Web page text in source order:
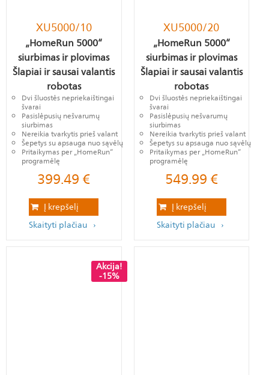
XU5000/10
„HomeRun 5000“
siurbimas ir plovimas
Šlapiai ir sausai valantis
robotas
Dvi šluostės nepriekaištingai
švarai
Pasislėpusių nešvarumų
siurbimas
Nereikia tvarkytis prieš valant
Šepetys su apsauga nuo sąvėlų
Pritaikymas per „HomeRun“
programėlę
399.49€
Į krepšelį
Skaityti plačiau
XU5000/20
„HomeRun 5000“
siurbimas ir plovimas
Šlapiai ir sausai valantis
robotas
Dvi šluostės nepriekaištingai
švarai
Pasislėpusių nešvarumų
siurbimas
Nereikia tvarkytis prieš valant
Šepetys su apsauga nuo sąvėlų
Pritaikymas per „HomeRun“
programėlę
549.99€
Į krepšelį
Skaityti plačiau
Akcija!
-15%